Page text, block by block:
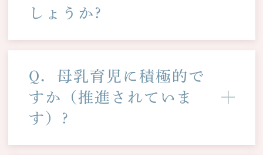
しょうか?
Q．母乳育児に積極的で
すか（推進されていま
す）?